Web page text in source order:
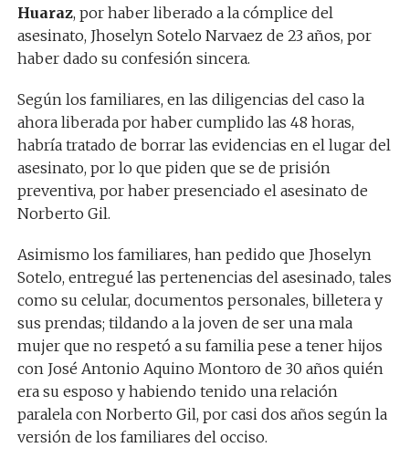
Huaraz, por haber liberado a la cómplice del
asesinato, Jhoselyn Sotelo Narvaez de 23 años, por
haber dado su confesión sincera.
Según los familiares, en las diligencias del caso la
ahora liberada por haber cumplido las 48 horas,
habría tratado de borrar las evidencias en el lugar del
asesinato, por lo que piden que se de prisión
preventiva, por haber presenciado el asesinato de
Norberto Gil.
Asimismo los familiares, han pedido que Jhoselyn
Sotelo, entregué las pertenencias del asesinado, tales
como su celular, documentos personales, billetera y
sus prendas; tildando a la joven de ser una mala
mujer que no respetó a su familia pese a tener hijos
con José Antonio Aquino Montoro de 30 años quién
era su esposo y habiendo tenido una relación
paralela con Norberto Gil, por casi dos años según la
versión de los familiares del occiso.